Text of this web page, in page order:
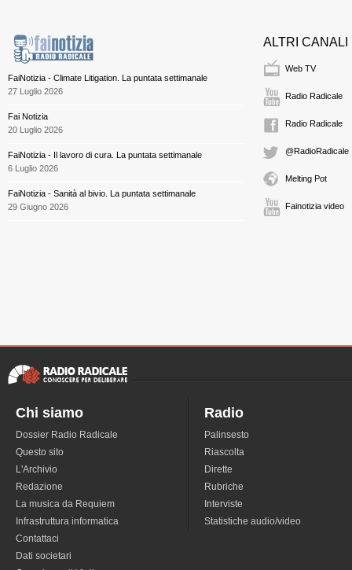
FaiNotizia - Climate Litigation. La puntata settimanale
27 Luglio 2026
Fai Notizia
20 Luglio 2026
FaiNotizia - Il lavoro di cura. La puntata settimanale
6 Luglio 2026
FaiNotizia - Sanità al bivio. La puntata settimanale
29 Giugno 2026
ALTRI CANALI
Web TV
Radio Radicale
Radio Radicale
@RadioRadicale
Melting Pot
Fainotizia video
Chi siamo
Dossier Radio Radicale
Questo sito
L'Archivio
Redazione
La musica da Requiem
Infrastruttura informatica
Contattaci
Dati societari
Radio
Palinsesto
Riascolta
Dirette
Rubriche
Interviste
Statistiche audio/video